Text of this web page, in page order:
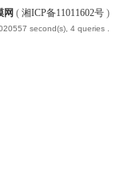
网 ( 湘ICP备11011602号)
second(s), 4 queries .